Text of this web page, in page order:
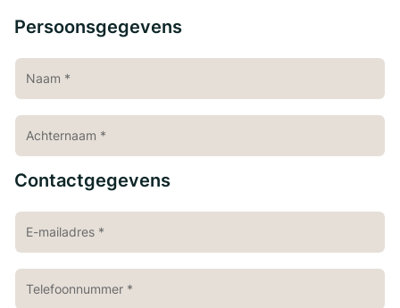
Persoonsgegevens
Contactgegevens